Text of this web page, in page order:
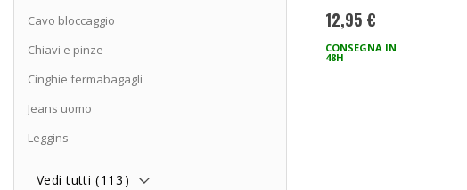
12,95 €
CONSEGNA IN
48H
Cavo bloccaggio
Chiavi e pinze
Cinghie fermabagagli
Jeans uomo
Leggins
Vedi tutti (113 )